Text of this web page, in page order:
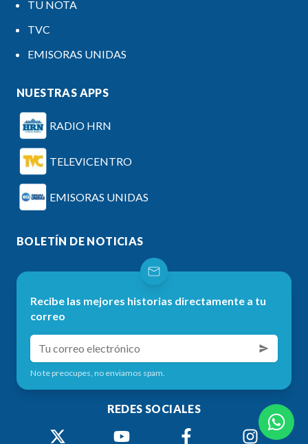
TU NOTA
TVC
EMISORAS UNIDAS
NUESTRAS APPS
RADIO HRN
TELEVICENTRO
EMISORAS UNIDAS
BOLETÍN DE NOTICIAS
Recibe las mejores historias directamente a tu
correo
No te preocupes, no enviamos spam.
REDES SOCIALES